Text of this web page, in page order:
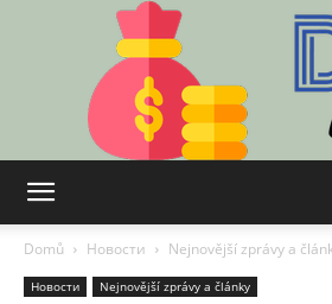
Domů Новости Nejnovější zprávy a
Новости Nejnovější zprávy a články